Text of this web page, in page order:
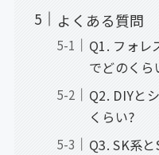
よくある質問
Q1. フォレ
でどのくら
Q2. DIYと
くらい?
Q3. SK系